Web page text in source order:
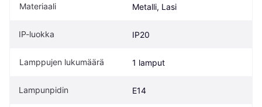
Materiaali Metalli, Lasi
IP-luokka IP20
Lamppujen lukumäärä 1 lamput
Lampunpidin E14